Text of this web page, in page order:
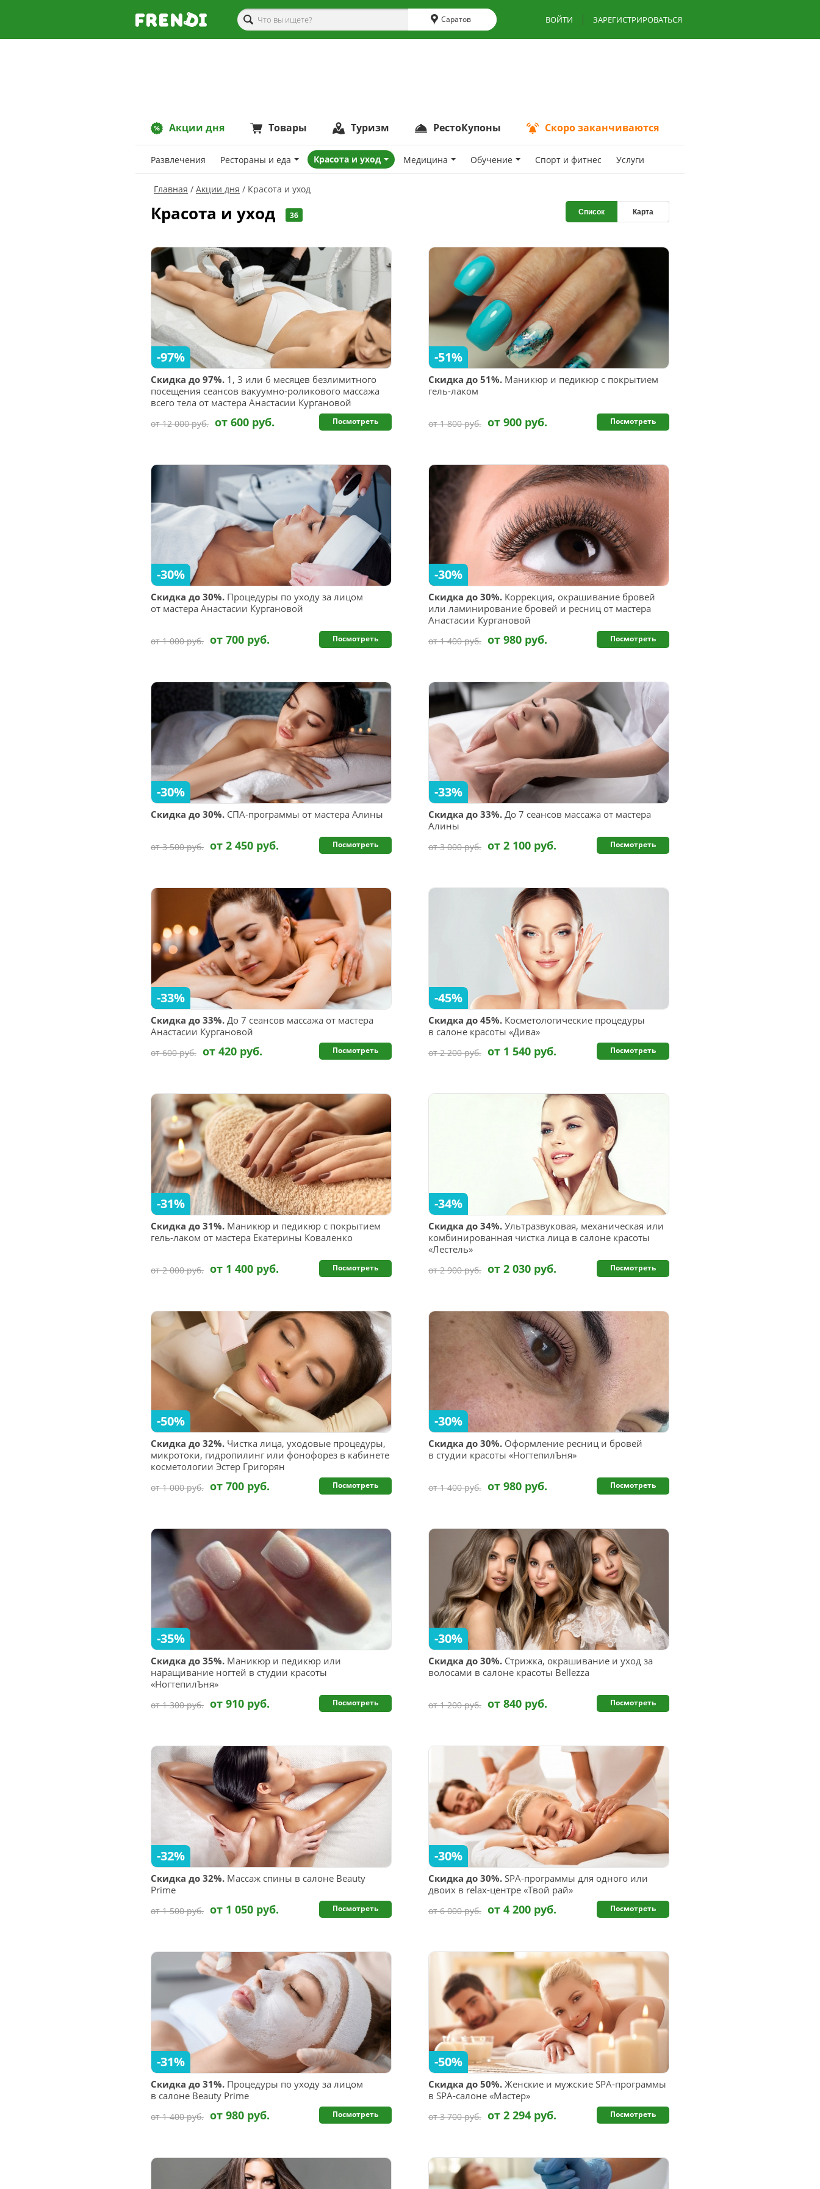
Саратов ВОЙТИ ЗАРЕГИСТРИРОВАТЬСЯ
Акции дня Товары Туризм РестоКупоны Скоро заканчиваются
Развлечения Рестораны и еда Красота и уход Медицина Обучение Спoрт и фитнес Услуги
Главная Акции дня Красота и уход
Красота и уход 36 Список Карта
Скидка до 97%. 1, 3 или 6 месяцев безлимитного
посещения сеансов вакуумно-роликового массажа
всего тела от мастера Анастасии Кургановой
-97%
от 12 000 руб. от 600 руб. Посмотреть
Скидка до 51%. Маникюр и педикюр с покрытием
гель-лаком
-51%
от 1 800 руб. от 900 руб. Посмотреть
Скидка до 30%. Процедуры по уходу за лицом
от мастера Анастасии Кургановой
-30%
от 1 000 руб. от 700 руб. Посмотреть
Скидка до 30%. Коррекция, окрашивание бровей
или ламинирование бровей и ресниц от мастера
Анастасии Кургановой
-30%
от 1 400 руб. от 980 руб. Посмотреть
Скидка до 30%. СПА-программы от мастера Алины
-30%
от 3 500 руб. от 2 450 руб. Посмотреть
Скидка до 33%. До 7 сеансов массажа от мастера
Алины
-33%
от 3 000 руб. от 2 100 руб. Посмотреть
Скидка до 33%. До 7 сеансов массажа от мастера
Анастасии Кургановой
-33%
от 600 руб. от 420 руб. Посмотреть
Скидка до 45%. Косметологические процедуры
в салоне красоты «Дива»
-45%
от 2 200 руб. от 1 540 руб. Посмотреть
Скидка до 31%. Маникюр и педикюр с покрытием
гель-лаком от мастера Екатерины Коваленко
-31%
от 2 000 руб. от 1 400 руб. Посмотреть
Скидка до 34%. Ультразвуковая, механическая или
комбинированная чистка лица в салоне красоты
«Лестель»
-34%
от 2 900 руб. от 2 030 руб. Посмотреть
Скидка до 32%. Чистка лица, уходовые процедуры,
микротоки, гидропилинг или фонофорез в кабинете
косметологии Эстер Григорян
-50%
от 1 000 руб. от 700 руб. Посмотреть
Скидка до 30%. Оформление ресниц и бровей
в студии красоты «НогтепилЪня»
-30%
от 1 400 руб. от 980 руб. Посмотреть
Скидка до 35%. Маникюр и педикюр или
наращивание ногтей в студии красоты
«НогтепилЪня»
-35%
от 1 300 руб. от 910 руб. Посмотреть
Скидка до 30%. Стрижка, окрашивание и уход за
волосами в салоне красоты Bellezza
-30%
от 1 200 руб. от 840 руб. Посмотреть
Скидка до 32%. Массаж спины в салоне Beauty
Prime
-32%
от 1 500 руб. от 1 050 руб. Посмотреть
Скидка до 30%. SPA-программы для одного или
двоих в relax-центре «Твой рай»
-30%
от 6 000 руб. от 4 200 руб. Посмотреть
Скидка до 31%. Процедуры по уходу за лицом
в салоне Beauty Prime
-31%
от 1 400 руб. от 980 руб. Посмотреть
Скидка до 50%. Женские и мужские SPA-программы
в SPA-салоне «Мастер»
-50%
от 3 700 руб. от 2 294 руб. Посмотреть